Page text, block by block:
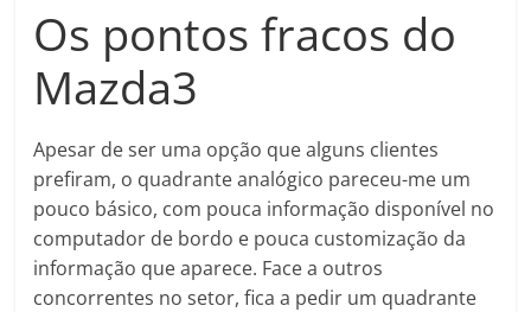
Os pontos fracos do
Mazda3
Apesar de ser uma opção que alguns clientes
prefiram, o quadrante analógico pareceu-me um
pouco básico, com pouca informação disponível no
computador de bordo e pouca customização da
informação que aparece. Face a outros
concorrentes no setor, fica a pedir um quadrante